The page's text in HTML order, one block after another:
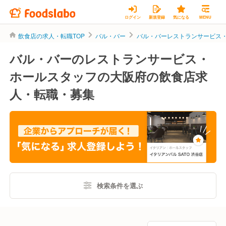
ログイン 新規登録 気になる MENU
飲食店の求人・転職TOP バル・バー バル・バーレストランサービス
バル・バーのレストランサービス・
ホールスタッフの大阪府の飲食店求
人・転職・募集
検索条件を選ぶ